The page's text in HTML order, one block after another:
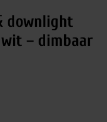
downlight
– dimbaar